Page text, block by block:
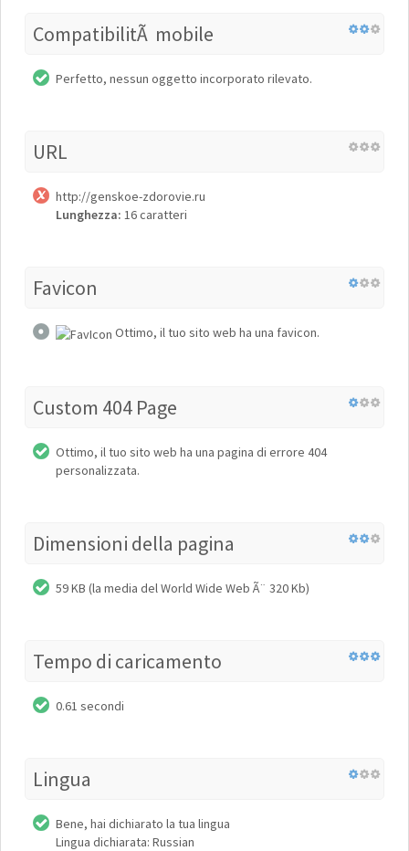
CompatibilitÃ mobile
Perfetto, nessun oggetto incorporato rilevato.
URL
http://genskoe-zdorovie.ru
Lunghezza: 16 caratteri
Favicon
Ottimo, il tuo sito web ha una favicon.
Custom 404 Page
Ottimo, il tuo sito web ha una pagina di errore 404
personalizzata.
Dimensioni della pagina
59 KB (la media del World Wide Web Ã¨ 320 Kb)
Tempo di caricamento
0.61 secondi
Lingua
Bene, hai dichiarato la tua lingua
Lingua dichiarata: Russian